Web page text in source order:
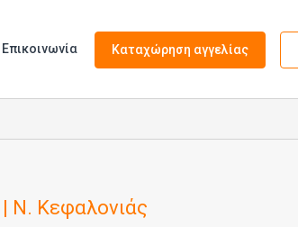
Επικοινωνία Καταχώρηση αγγελίας
| Ν. Κεφαλονιάς